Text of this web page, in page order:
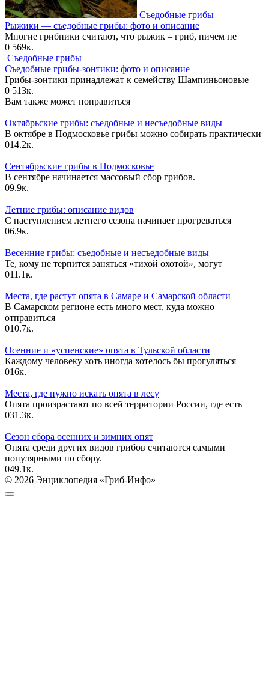
Съедобные грибы
Рыжики — съедобные грибы: фото и описание
Многие грибники считают, что рыжик – гриб, ничем не
0 569к.
Съедобные грибы
Съедобные грибы-зонтики: фото и описание
Грибы-зонтики принадлежат к семейству Шампиньоновые
0 513к.
Вам также может понравиться
Октябрьские грибы: съедобные и несъедобные виды
В октябре в Подмосковье грибы можно собирать практически
014.2к.
Сентябрьские грибы в Подмосковье
В сентябре начинается массовый сбор грибов.
09.9к.
Летние грибы: описание видов
С наступлением летнего сезона начинает прогреваться
06.9к.
Весенние грибы: съедобные и несъедобные виды
Те, кому не терпится заняться «тихой охотой», могут
011.1к.
Места, где растут опята в Самаре и Самарской области
В Самарском регионе есть много мест, куда можно
отправиться
010.7к.
Осенние и «успенские» опята в Тульской области
Каждому человеку хоть иногда хотелось бы прогуляться
016к.
Места, где нужно искать опята в лесу
Опята произрастают по всей территории России, где есть
031.3к.
Сезон сбора осенних и зимних опят
Опята среди других видов грибов считаются самыми
популярными по сбору.
049.1к.
© 2026 Энциклопедия «Гриб-Инфо»